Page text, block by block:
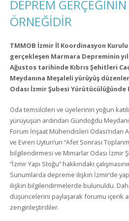
DEPREM
ÖRNEĞİDİR
TMMOB İzmir İl Koordinasyon Kurulu
gerçekleşen Marmara Depreminin
Ağustos tarihinde Kıbrıs Şehitleri
Meydanına Meşaleli yürüyüş
Odası İzmir Şubesi
Oda temsilcileri ve üyelerinin yoğun
yürüyüşün ardından Gündoğdu
Forum İnşaat Mühendisleri Odası’ndan
ve Evren Uytun’un “Afet Sonrası
bilgilendirmesi ve Mimarlar Odası İzmir
“İzmir Yapı Stoğu” hakkındaki
Sunumlarda depreme ilişkin İzmir’de
ilişkin bilgilendirmelerde bulunuldu.
düşüncelerini paylaşarak forumu içerik
zenginleştirdiler.